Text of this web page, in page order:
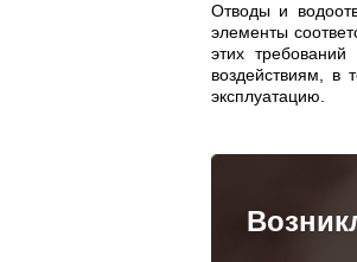
Отводы и
элементы
этих
воздействиям, в
эксплуатацию.